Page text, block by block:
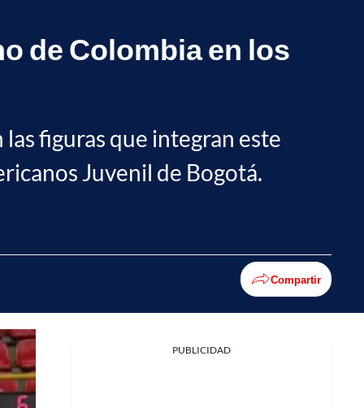
de Colombia en los
figuras que integran este
Juvenil de Bogotá.
Compartir
PUBLICIDAD